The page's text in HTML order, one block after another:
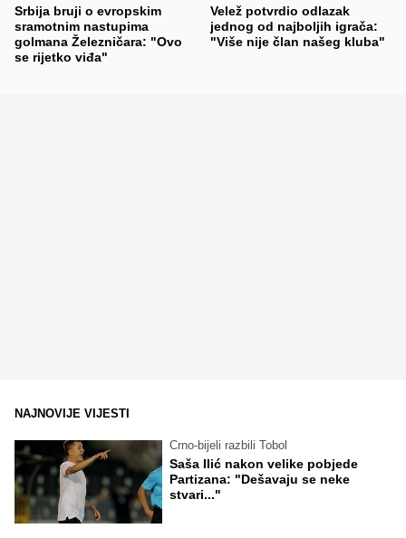
Srbija bruji o evropskim
sramotnim nastupima
golmana Železničara: "Ovo
se rijetko viđa"
Velež potvrdio odlazak
jednog od najboljih igrača:
"Više nije član našeg kluba"
NAJNOVIJE VIJESTI
Crno-bijeli razbili Tobol
Saša Ilić nakon velike pobjede
Partizana: "Dešavaju se neke
stvari..."